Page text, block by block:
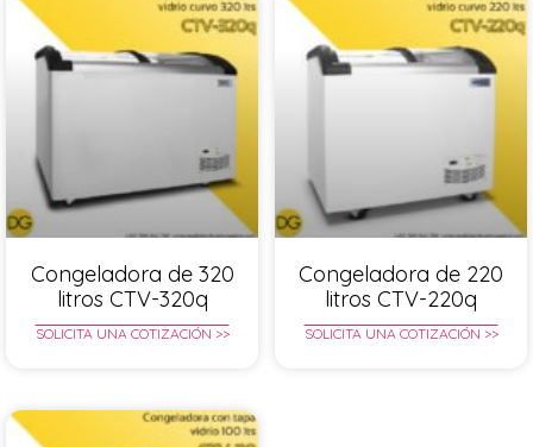
Congeladora de 320
litros CTV-320q
SOLICITA UNA COTIZACIÓN >>
Congeladora de 220
litros CTV-220q
SOLICITA UNA COTIZACIÓN >>